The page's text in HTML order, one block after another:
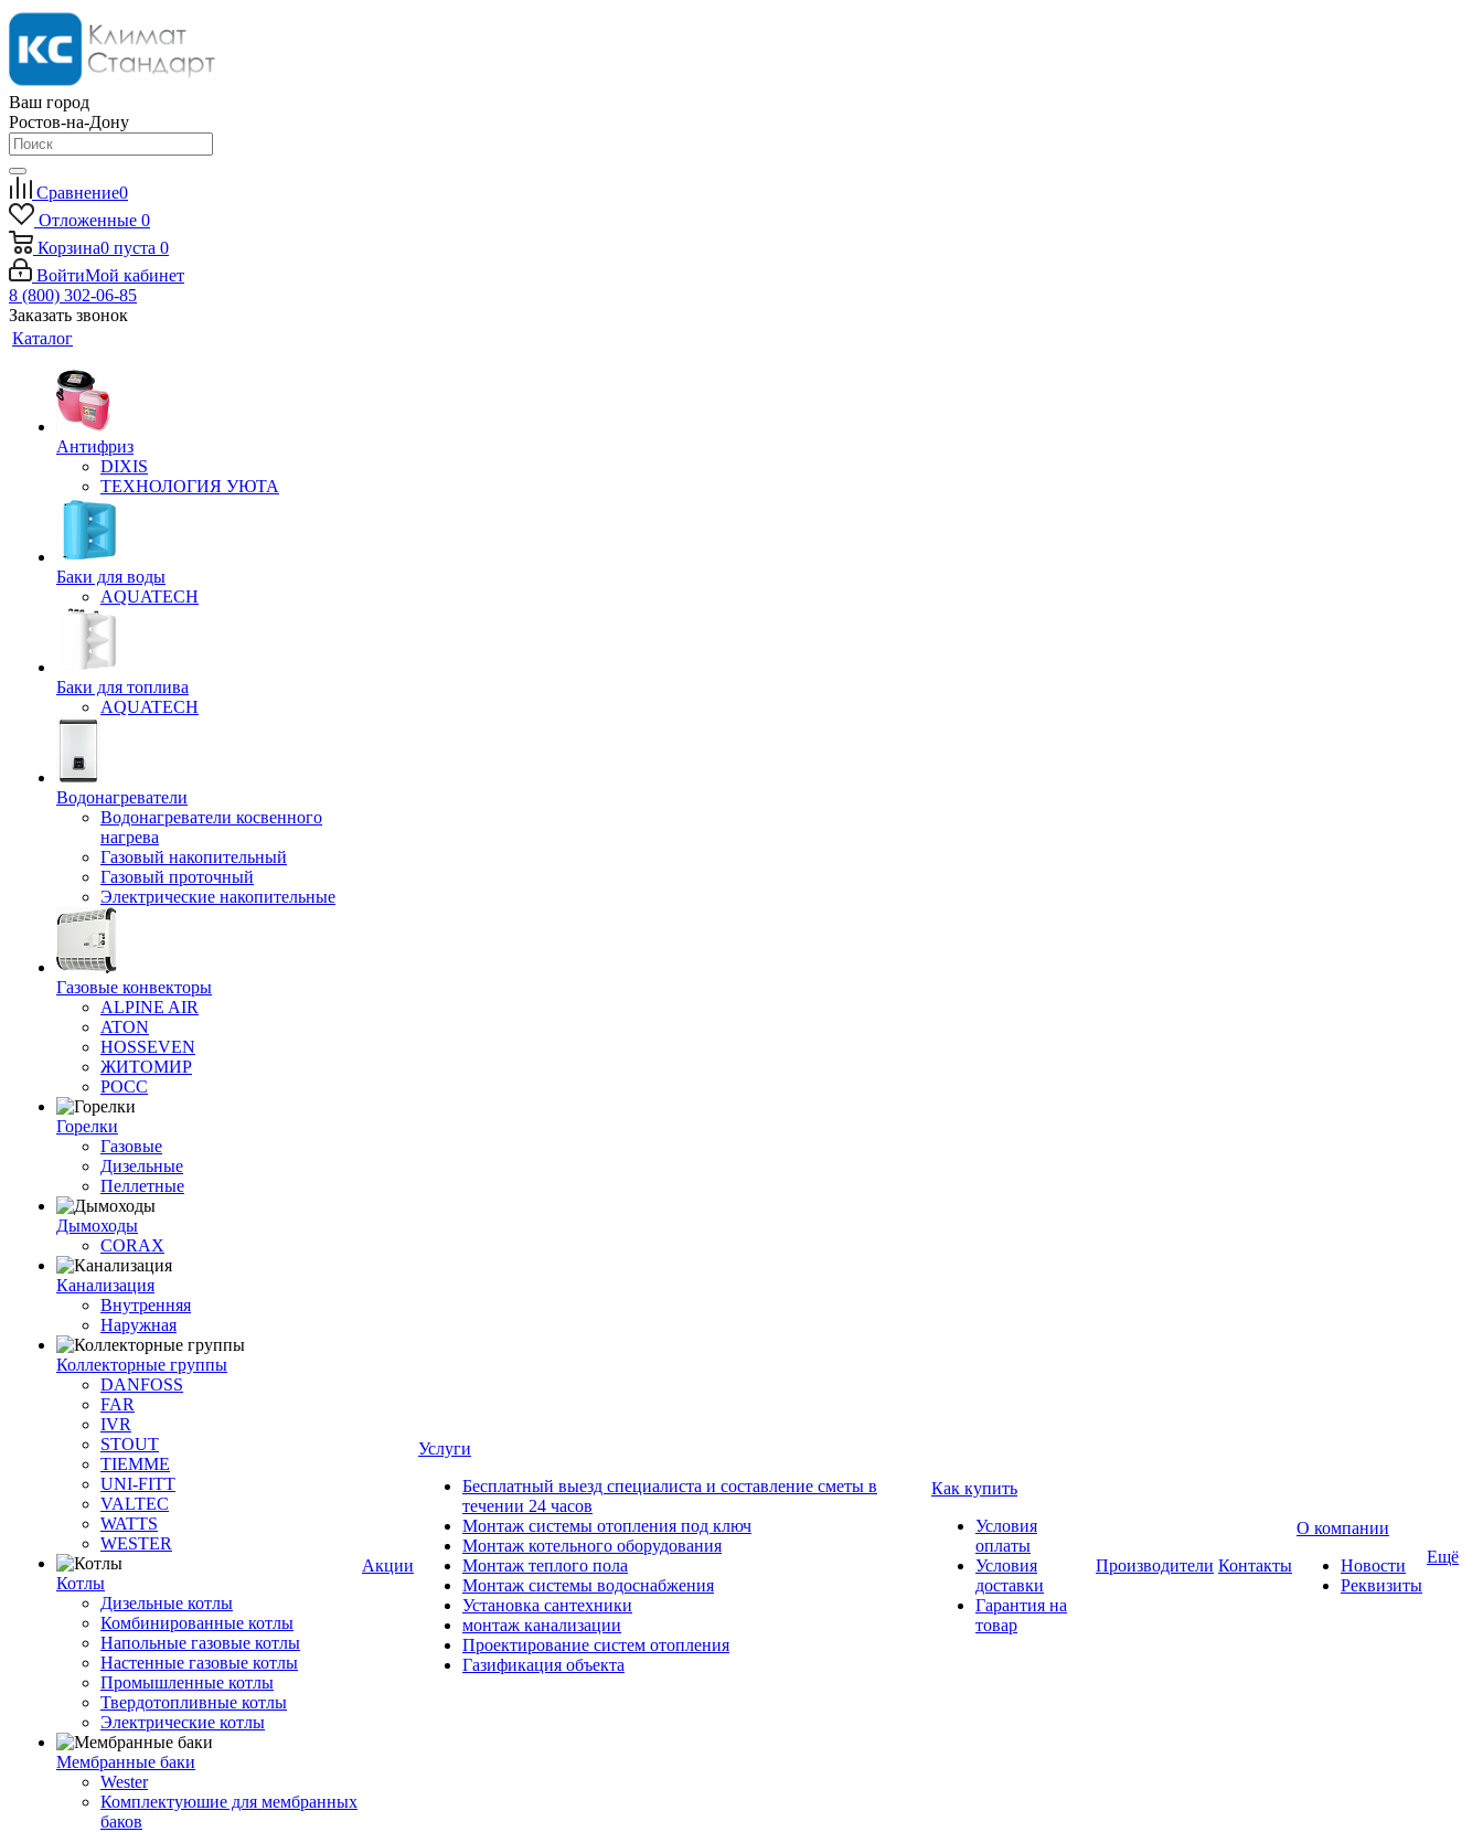
Ваш город
Ростов-на-Дону
Сравнение0
Отложенные 0
Корзина0 пуста 0
ВойтиМой кабинет
8 (800) 302-06-85
Заказать звонок
Каталог
Антифриз
DIXIS
ТЕХНОЛОГИЯ УЮТА
Баки для воды
AQUATECH
Баки для топлива
AQUATECH
Водонагреватели
Водонагреватели косвенного
нагрева
Газовый накопительный
Газовый проточный
Электрические накопительные
Газовые конвекторы
ALPINE AIR
ATON
HOSSEVEN
ЖИТОМИР
РОСС
Горелки
Газовые
Дизельные
Пеллетные
Дымоходы
CORAX
Канализация
Внутренняя
Наружная
Коллекторные группы
DANFOSS
FAR
IVR
STOUT
TIEMME
UNI-FITT
VALTEC
WATTS
WESTER
Котлы
Дизельные котлы
Комбинированные котлы
Напольные газовые котлы
Настенные газовые котлы
Промышленные котлы
Твердотопливные котлы
Электрические котлы
Мембранные баки
Wester
Комплектуюшие для мембранных
баков
Акции
Услуги
Бесплатный выезд специалиста и составление сметы в
течении 24 часов
Монтаж системы отопления под ключ
Монтаж котельного оборудования
Монтаж теплого пола
Монтаж системы водоснабжения
Установка сантехники
монтаж канализации
Проектирование систем отопления
Газификация объекта
Как купить
Условия
оплаты
Условия
доставки
Гарантия на
товар
Производители Контакты
О компании
Новости
Реквизиты
Ещё